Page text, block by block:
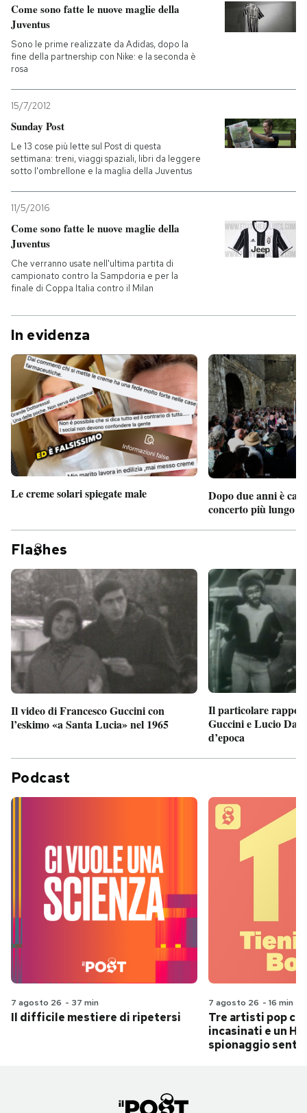
Come sono fatte le nuove maglie della
Juventus
Sono le prime realizzate da Adidas, dopo la
fine della partnership con Nike: e la seconda è
rosa
15/7/2012
Sunday Post
Le 13 cose più lette sul Post di questa
settimana: treni, viaggi spaziali, libri da leggere
sotto l'ombrellone e la maglia della Juventus
11/5/2016
Come sono fatte le nuove maglie della
Juventus
Che verranno usate nell'ultima partita di
campionato contro la Sampdoria e per la
finale di Coppa Italia contro il Milan
In evidenza
Le creme solari spiegate male
Dopo due anni è
concerto più lungo
Fla hes
Il video di Francesco Guccini con
l’eskimo «a Santa Lucia» nel 1965
Il particolare
Guccini e Lucio
d’epoca
Podcast
7 agosto 26 - 37 min
Il difficile mestiere di ripetersi
7 agosto 26 - 16 min
Tre artisti pop
incasinati e un
spionaggio